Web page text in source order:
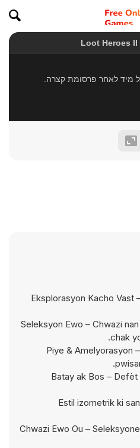
- Eksplorasyon Kacho
- Seleksyon Ewo – Chwazi
chak
- Piye & Amelyorasyon
- Batay ak Bos –
- Chwazi Ewo Ou –